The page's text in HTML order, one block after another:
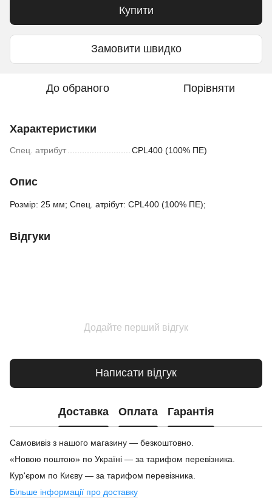
Купити
Замовити швидко
До обраного Порівняти
Характеристики
Спец. атрибут CPL400 (100% ПЕ)
Опис
Розмір: 25 мм; Спец. атрібут: CPL400 (100% ПЕ);
Відгуки
Додайте перший відгук
Написати відгук
Доставка Оплата Гарантія
Самовивіз з нашого магазину — безкоштовно.
«Новою поштою» по Україні — за тарифом перевізника.
Кур'єром по Києву — за тарифом перевізника.
Більше інформації про доставку